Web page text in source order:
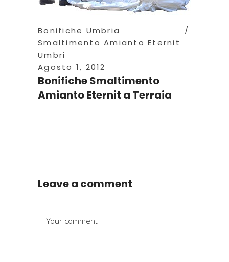
Bonifiche Umbria
Smaltimento Amianto Eternit
Umbri
Agosto 1, 2012
Bonifiche Smaltimento
Amianto Eternit a Terraia
Leave a comment